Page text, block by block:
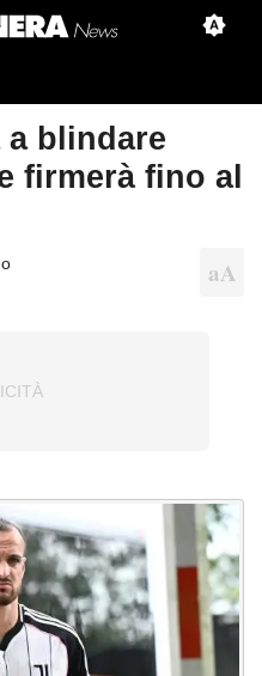
blindare
firmerà fino al